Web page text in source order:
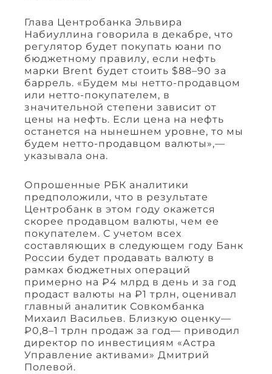
Глава Центробанка Эльвира
Набиуллина говорила в декабре, что
регулятор будет покупать юани по
бюджетному правилу, если нефть
марки Brent будет стоить $88–90 за
баррель. «Будем мы нетто-продавцом
или нетто-покупателем, в
значительной степени зависит от
цены на нефть. Если цена на нефть
останется на нынешнем уровне, то мы
будем нетто-продавцом валюты»,—
указывала она.
Опрошенные РБК аналитики
предположили, что в результате
Центробанк в этом году окажется
скорее продавцом валюты, чем ее
покупателем. С учетом всех
составляющих в следующем году Банк
России будет продавать валюту в
рамках бюджетных операций
примерно на ₽4 млрд в день и за год
продаст валюты на ₽1 трлн, оценивал
главный аналитик Совкомбанка
Михаил Васильев. Близкую оценку—
₽0,8–1 трлн продаж за год— приводил
директор по инвестициям «Астра
Управление активами» Дмитрий
Полевой.